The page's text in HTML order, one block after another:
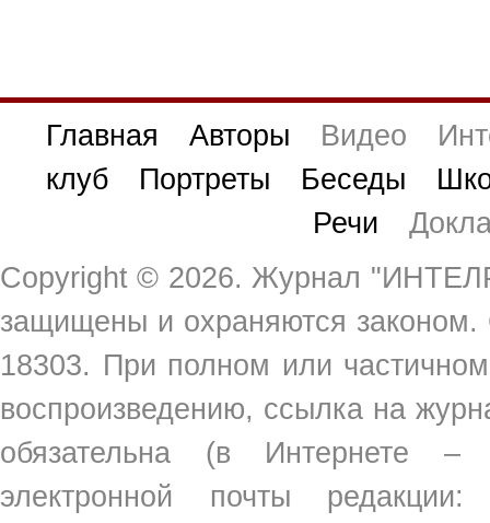
Главная Авторы Видео
клуб
Портреты Беседы
Речи
Copyright © 2026. Журнал
защищены и охраняются
18303. При полном или
воспроизведению, ссылка на
обязательна (в Интернете
электронной почты